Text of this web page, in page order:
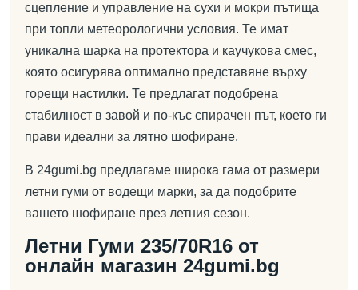
сцепление и управление на сухи и мокри пътища
при топли метеорологични условия. Те имат
уникална шарка на протектора и каучукова смес,
която осигурява оптимално представяне върху
горещи настилки. Те предлагат подобрена
стабилност в завой и по-къс спирачен път, което ги
прави идеални за лятно шофиране.
В 24gumi.bg предлагаме широка гама от размери
летни гуми от водещи марки, за да подобрите
вашето шофиране през летния сезон.
Летни Гуми 235/70R16 от
онлайн магазин 24gumi.bg